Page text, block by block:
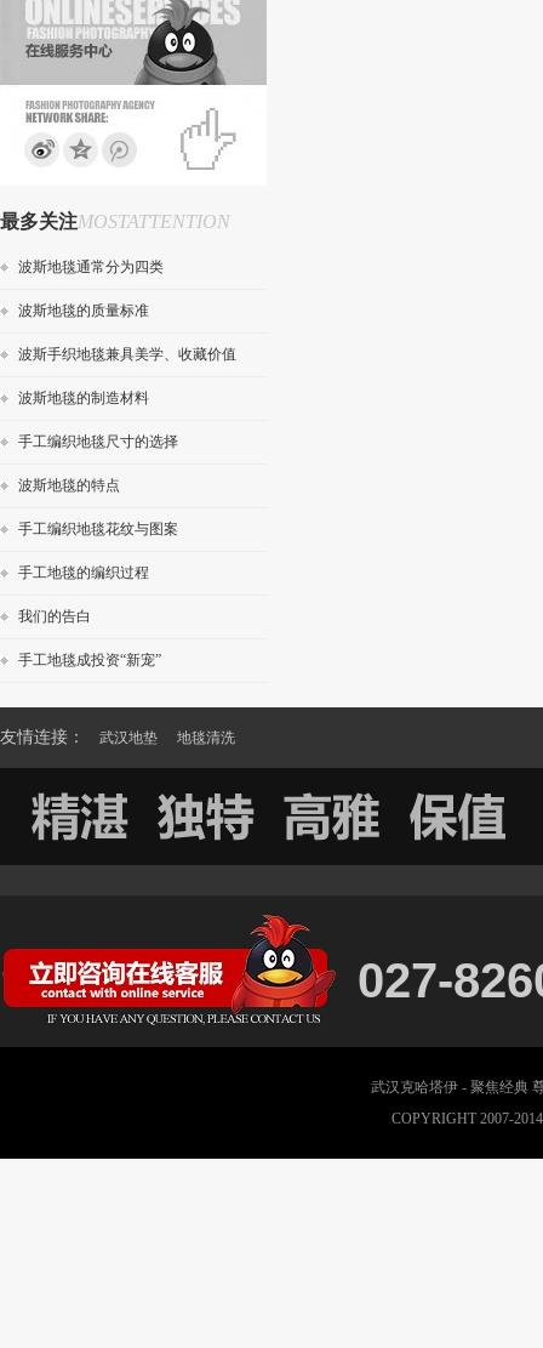
最多关注MOSTATTENTION
波斯地毯通常分为四类
波斯地毯的质量标准
波斯手织地毯兼具美学、收藏价值
波斯地毯的制造材料
手工编织地毯尺寸的选择
波斯地毯的特点
手工编织地毯花纹与图案
手工地毯的编织过程
我们的告白
手工地毯成投资“新宠”
友情连接： 武汉地垫 地毯清洗
027-
武汉克哈塔伊 - 聚焦经典
COPYRIGHT 2007-